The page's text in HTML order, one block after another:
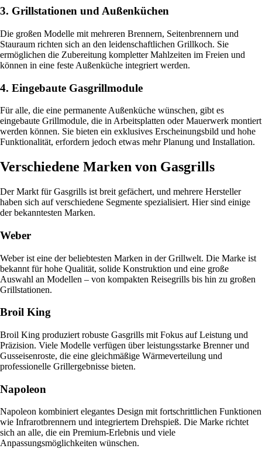
3. Grillstationen und Außenküchen
Die großen Modelle mit mehreren Brennern, Seitenbrennern und
Stauraum richten sich an den leidenschaftlichen Grillkoch. Sie
ermöglichen die Zubereitung kompletter Mahlzeiten im Freien und
können in eine feste Außenküche integriert werden.
4. Eingebaute Gasgrillmodule
Für alle, die eine permanente Außenküche wünschen, gibt es
eingebaute Grillmodule, die in Arbeitsplatten oder Mauerwerk montiert
werden können. Sie bieten ein exklusives Erscheinungsbild und hohe
Funktionalität, erfordern jedoch etwas mehr Planung und Installation.
Verschiedene Marken von Gasgrills
Der Markt für Gasgrills ist breit gefächert, und mehrere Hersteller
haben sich auf verschiedene Segmente spezialisiert. Hier sind einige
der bekanntesten Marken.
Weber
Weber ist eine der beliebtesten Marken in der Grillwelt. Die Marke ist
bekannt für hohe Qualität, solide Konstruktion und eine große
Auswahl an Modellen – von kompakten Reisegrills bis hin zu großen
Grillstationen.
Broil King
Broil King produziert robuste Gasgrills mit Fokus auf Leistung und
Präzision. Viele Modelle verfügen über leistungsstarke Brenner und
Gusseisenroste, die eine gleichmäßige Wärmeverteilung und
professionelle Grillergebnisse bieten.
Napoleon
Napoleon kombiniert elegantes Design mit fortschrittlichen Funktionen
wie Infrarotbrennern und integriertem Drehspieß. Die Marke richtet
sich an alle, die ein Premium-Erlebnis und viele
Anpassungsmöglichkeiten wünschen.